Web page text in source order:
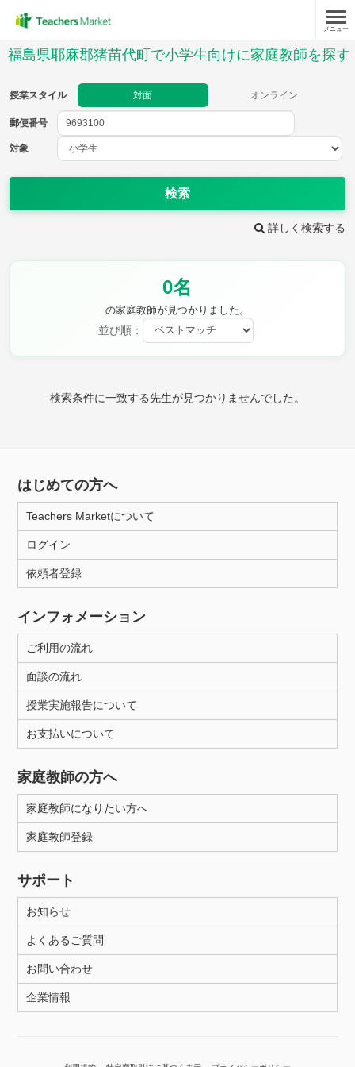
メニュー
福島県耶麻郡猪苗代町で小学生向けに家庭教師を探す
授業スタイル 対面 オンライン
郵便番号
対象
検索
詳しく検索する
0名
の家庭教師が見つかりました。
並び順：
検索条件に一致する先生が見つかりませんでした。
郵便番号
教科
理科
保健・体育 図画工作 書写
月曜日 火曜日
所属大学
距離：15km以内
年齢：18-101歳
はじめての方へ
Teachers Marketについて
ログイン
依頼者登録
インフォメーション
ご利用の流れ
面談の流れ
授業実施報告について
お支払いについて
家庭教師の方へ
家庭教師になりたい方へ
家庭教師登録
サポート
お知らせ
よくあるご質問
お問い合わせ
企業情報